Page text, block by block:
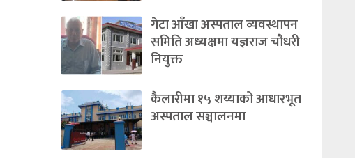
गेटा आँखा अस्पताल व्यवस्थापन
समिति अध्यक्षमा यज्ञराज चौधरी
नियुक्त
कैलारीमा १५ शय्याको आधारभूत
अस्पताल सञ्चालनमा